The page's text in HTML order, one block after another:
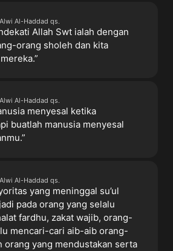
Al-Haddad qs.
Allah Swt ialah dengan
orang sholeh dan kita
Al-Haddad qs.
menyesal ketika
buatlah manusia menyesal
Al-Haddad qs.
yang meninggal su’ul
pada orang yang selalu
fardhu, zakat wajib, orang-
mencari-cari aib-aib orang-
orang yang mendustakan serta